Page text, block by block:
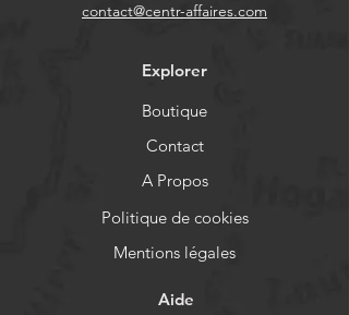
contact@centr-affaires.com
Explorer
Boutique
Contact
A Propos
Politique de cookies
Mentions légales
Aide